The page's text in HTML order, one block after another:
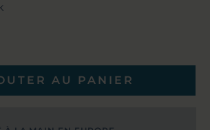
AU PANIER